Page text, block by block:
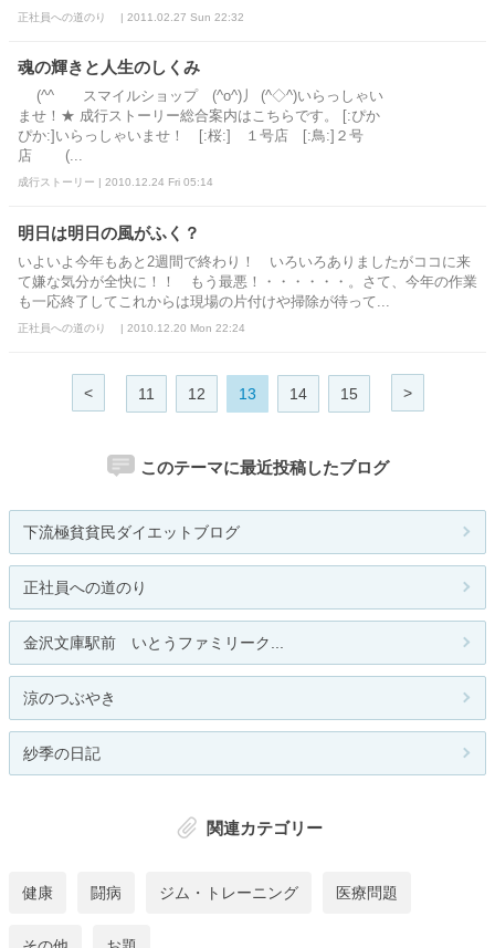
正社員への道のり | 2011.02.27 Sun 22:32
魂の輝きと人生のしくみ
(^^ゞ スマイルショップ (^o^)丿 (^◇^)いらっしゃい
ませ！★ 成行ストーリー総合案内はこちらです。 [:ぴか
ぴか:]いらっしゃいませ！ [:桜:] １号店 [:鳥:]２号
店 (...
成行ストーリー | 2010.12.24 Fri 05:14
明日は明日の風がふく？
いよいよ今年もあと2週間で終わり！ いろいろありましたがココに来
て嫌な気分が全快に！！ もう最悪！・・・・・・。さて、今年の作業
も一応終了してこれからは現場の片付けや掃除が待って...
正社員への道のり | 2010.12.20 Mon 22:24
< 11 12 13 14 15 >
このテーマに最近投稿したブログ
下流極貧貧民ダイエットブログ
正社員への道のり
金沢文庫駅前 いとうファミリーク...
涼のつぶやき
紗季の日記
関連カテゴリー
健康 闘病 ジム・トレーニング 医療問題